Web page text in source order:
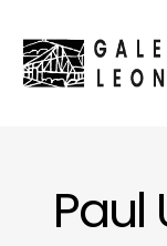
Paul